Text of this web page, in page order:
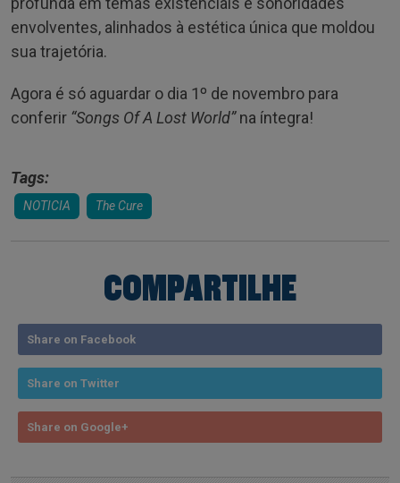
envolventes, alinhados à estética única que moldou
sua trajetória.
Agora é só aguardar o dia 1º de novembro para
conferir “Songs Of A Lost World”na íntegra!
Tags:
NOTICIA The Cure
COMPARTILHE
Share on Facebook
Share on Twitter
Share on Google+